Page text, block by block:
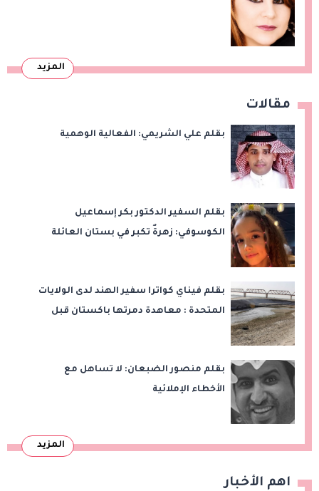
المزيد
مقالات
بقلم علي الشريمي: الفعالية الوهمية
بقلم السفير الدكتور بكر إسماعيل
الكوسوفي: زهرةٌ تكبر في بستان العائلة
بقلم فيناي كواترا سفير الهند لدى الولايات
المتحدة : معاهدة دمرتها باكستان قبل
بقلم منصور الضبعان: لا تساهل مع
الأخطاء الإملائية
المزيد
اهم الأخبار